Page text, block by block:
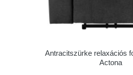
Antracitszürke relaxációs
Actona